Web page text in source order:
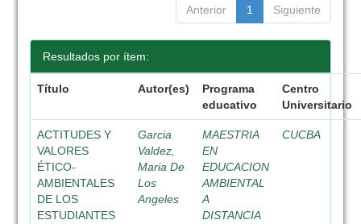
Anterior 1 Siguiente
Resultados por ítem:
Título Autor(es)
Programa
educativo
Centro
Universitario
ACTITUDES Y
VALORES
ÉTICO-
AMBIENTALES
DE LOS
ESTUDIANTES
Garcia
Valdez,
Maria De
Los
Angeles
MAESTRIA
EN
EDUCACION
AMBIENTAL
A
DISTANCIA
CUCBA